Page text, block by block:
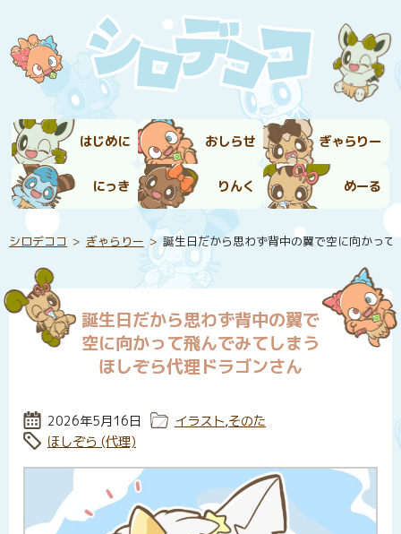
はじめに おしらせ ぎゃらりー
にっき りんく めーる
シロデココ ぎゃらりー 誕生日だから思わず背中の翼で空に向かっ
誕生日だから思わず背中の翼で
空に向かって飛んでみてしまう
ほしぞら代理ドラゴンさん
投稿日:
2026年5月16日 カテゴリー:
イラスト,そのた
タグ:
ほしぞら (代理)